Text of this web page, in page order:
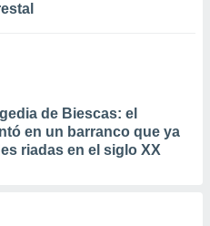
de Biescas: el
en un barranco que ya
riadas en el siglo XX